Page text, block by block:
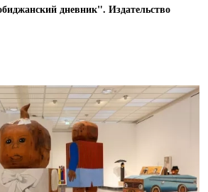
дневник". Издательство